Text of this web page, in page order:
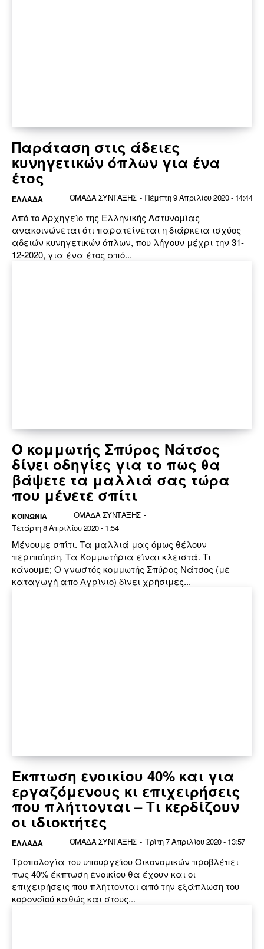
Παράταση στις άδειες
κυνηγετικών όπλων για ένα
έτος
ΕΛΛΆΔΑ ΟΜΑΔΑ ΣΥΝΤΑΞΗΣ - Πέμπτη 9 Απριλίου 2020 - 14:44
Από το Αρχηγείο της Ελληνικής Αστυνομίας
ανακοινώνεται ότι παρατείνεται η διάρκεια ισχύος
αδειών κυνηγετικών όπλων, που λήγουν μέχρι την 31-
12-2020, για ένα έτος από...
Ο κομμωτής Σπύρος Νάτσος
δίνει οδηγίες για το πως θα
βάψετε τα μαλλιά σας τώρα
που μένετε σπίτι
ΚΟΙΝΩΝΙΑ ΟΜΑΔΑ ΣΥΝΤΑΞΗΣ -
Τετάρτη 8 Απριλίου 2020 - 1:54
Μένουμε σπίτι. Τα μαλλιά μας όμως θέλουν
περιποίηση. Τα Κομμωτήρια είναι κλειστά. Τι
κάνουμε; Ο γνωστός κομμωτής Σπύρος Νάτσος (με
καταγωγή απο Αγρίνιο) δίνει χρήσιμες...
Έκπτωση ενοικίου 40% και για
εργαζόμενους κι επιχειρήσεις
που πλήττονται – Τι κερδίζουν
οι ιδιοκτήτες
ΕΛΛΆΔΑ ΟΜΑΔΑ ΣΥΝΤΑΞΗΣ - Τρίτη 7 Απριλίου 2020 - 13:57
Τροπολογία του υπουργείου Οικονομικών προβλέπει
πως 40% έκπτωση ενοικίου θα έχουν και οι
επιχειρήσεις που πλήττονται από την εξάπλωση του
κορονοϊού καθώς και στους...